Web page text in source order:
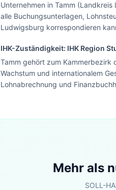
Unternehmen in Tamm
alle Buchungsunterlagen,
Ludwigsburg korrespondieren
IHK-Zuständigkeit: IHK Region
Tamm gehört zum Kammerbezirk
Wachstum und internationalem
Lohnabrechnung und
Mehr als
SOLL-